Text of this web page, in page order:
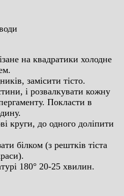
на квадратики холодне
замісити тісто.
і розвалкувати кожну
Покласти в
круги, до одного доліпити
білком (з рештків тіста
180° 20-25 хвилин.